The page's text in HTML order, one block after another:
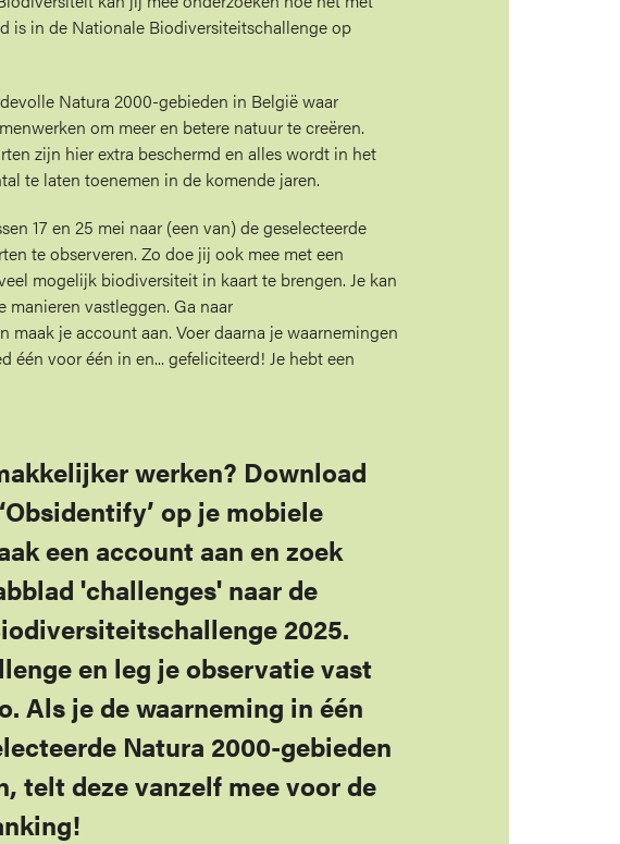
is in de Nationale Biodiversiteitschallenge op
Natura 2000-gebieden in België waar
om meer en betere natuur te creëren.
zijn hier extra beschermd en alles wordt in het
te laten toenemen in de komende jaren.
17 en 25 mei naar (een van) de geselecteerde
te observeren. Zo doe jij ook mee met een
mogelijk biodiversiteit in kaart te brengen. Je kan
manieren vastleggen. Ga naar
maak je account aan. Voer daarna je waarnemingen
één voor één in en... gefeliciteerd! Je hebt een
werken? Download
op je mobiele
een account aan en zoek
'challenges' naar de
2025.
en leg je observatie vast
Als je de waarneming in één
Natura 2000-gebieden
telt deze vanzelf mee voor de